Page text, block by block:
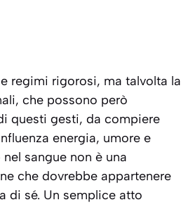
regimi rigorosi, ma talvolta la
che possono però
questi gesti, da compiere
energia, umore e
sangue non è una
che dovrebbe appartenere
di sé. Un semplice atto